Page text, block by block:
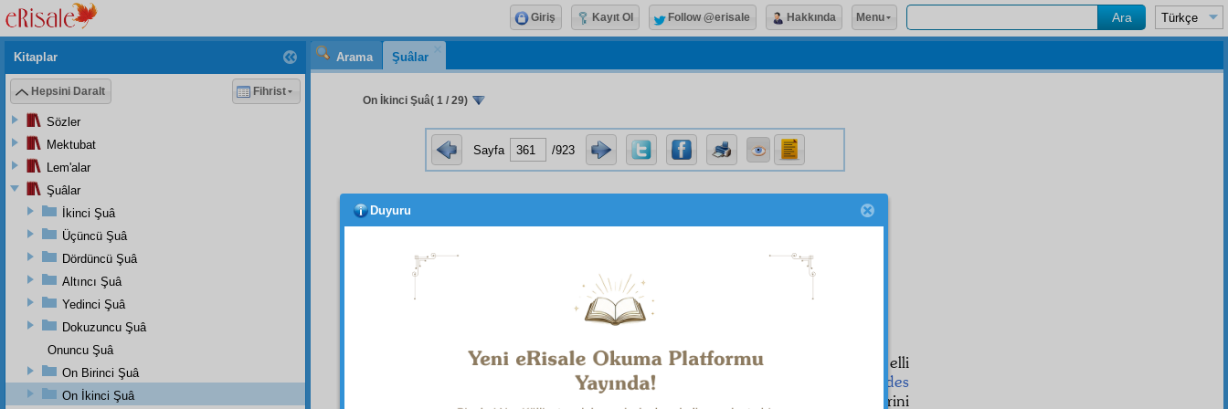
Arama Şuâlar
On İkinci Şuâ( 1 / 29)
Sayfa /923
On İkinci Şuâ
Müdafaat ından
بِاسْمِهِ سُبْحَانَهُ
cemiyet iz ve öyle bircemiyetimiz var ki, her
da üç yüz elli
ları var. Ve her gün beş defa namazla o
mukaddes
le alâkalarını ve hizmetlerini
Kitaplar
Hepsini Daralt Fihrist
Sözler
Mektubat
Lem'alar
Şuâlar
İkinci Şuâ
Üçüncü Şuâ
Dördüncü Şuâ
Altıncı Şuâ
Yedinci Şuâ
Dokuzuncu Şuâ
Onuncu Şuâ
On Birinci Şuâ
On İkinci Şuâ
Giriş Kayıt Ol Follow @erisale Hakkında Menu
Duyuru